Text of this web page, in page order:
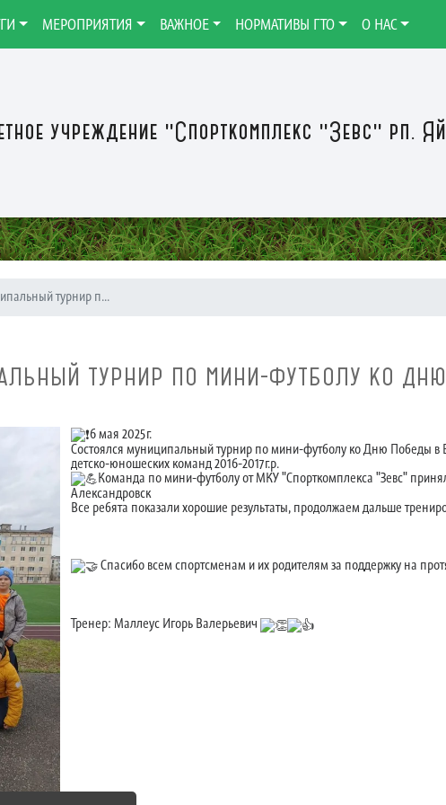
учреждение "Спорткомплекс "Зевс" рп.
МЕРОПРИЯТИЯ ВАЖНОЕ НОРМАТИВЫ ГТО О НАС
турнир п...
ТУРНИР ПО МИНИ-ФУТБОЛУ КО
6 мая 2025г.
Состоялся муниципальный турнир по мини-футболу ко Дню Победы в
детско-юношеских команд 2016-2017г.р.
Команда по мини-футболу от МКУ "Спорткомплекса "Зевс"
Александровск
Все ребята показали хорошие результаты, продолжаем дальше
Спасибо всем спортсменам и их родителям за поддержку на
Тренер: Маллеус Игорь Валерьевич